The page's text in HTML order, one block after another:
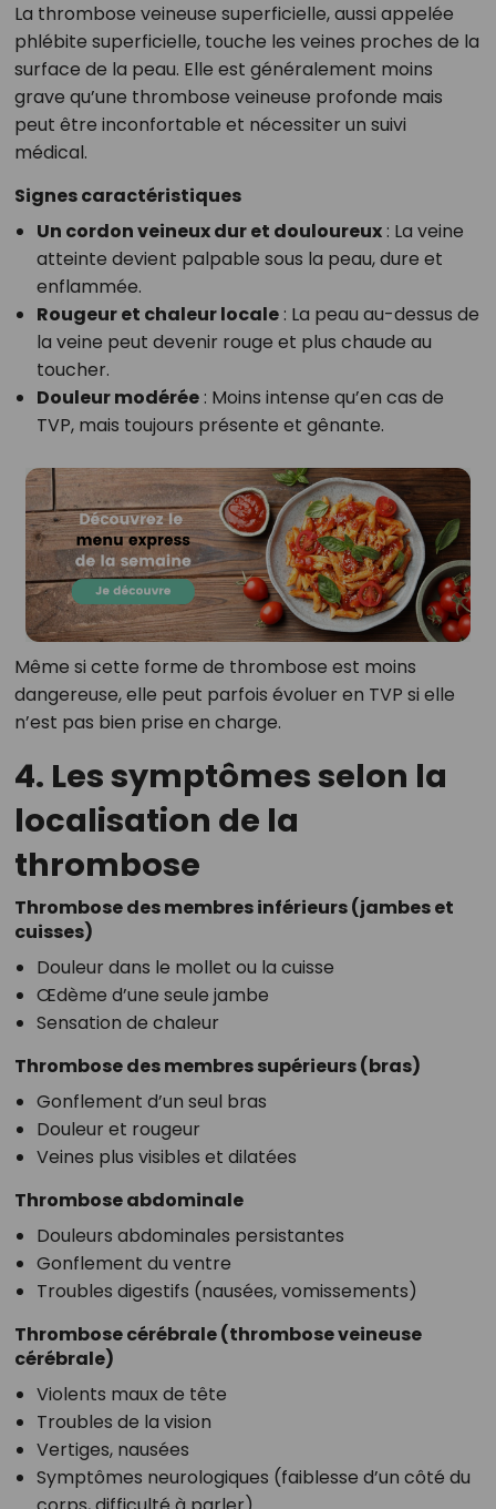
La thrombose veineuse superficielle, aussi appelée
phlébite superficielle, touche les veines proches de la
surface de la peau. Elle est généralement moins
grave qu’une thrombose veineuse profonde mais
peut être inconfortable et nécessiter un suivi
médical.
Signes caractéristiques
Un cordon veineux dur et douloureux: La veine
atteinte devient palpable sous la peau, dure et
enflammée.
Rougeur et chaleur locale: La peau au-dessus de
la veine peut devenir rouge et plus chaude au
toucher.
Douleur modérée: Moins intense qu’en cas de
TVP, mais toujours présente et gênante.
Même si cette forme de thrombose est moins
dangereuse, elle peut parfois évoluer en TVP si elle
n’est pas bien prise en charge.
4. Les symptômes selon la
localisation de la
thrombose
Thrombose des membres inférieurs (jambes et
cuisses)
Douleur dans le mollet ou la cuisse
Œdème d’une seule jambe
Sensation de chaleur
Thrombose des membres supérieurs (bras)
Gonflement d’un seul bras
Douleur et rougeur
Veines plus visibles et dilatées
Thrombose abdominale
Douleurs abdominales persistantes
Gonflement du ventre
Troubles digestifs (nausées, vomissements)
Thrombose cérébrale (thrombose veineuse
cérébrale)
Violents maux de tête
Troubles de la vision
Vertiges, nausées
Symptômes neurologiques (faiblesse d’un côté du